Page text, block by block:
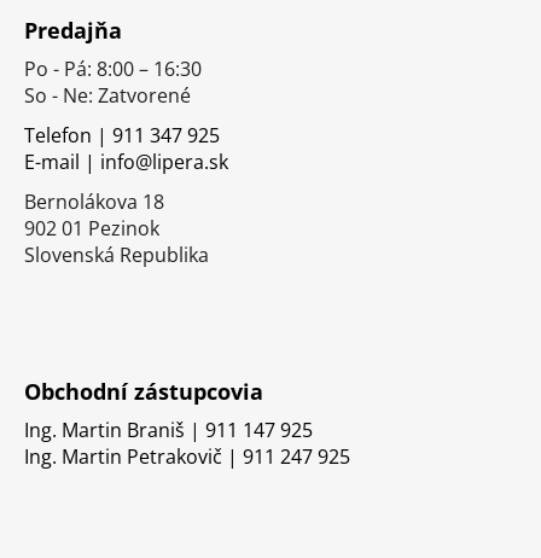
Predajňa
Po - Pá: 8:00 – 16:30
So - Ne: Zatvorené
Telefon | 911 347 925
E-mail | info@lipera.sk
Bernolákova 18
902 01 Pezinok
Slovenská Republika
Obchodní zástupcovia
Ing. Martin Braniš | 911 147 925
Ing. Martin Petrakovič | 911 247 925